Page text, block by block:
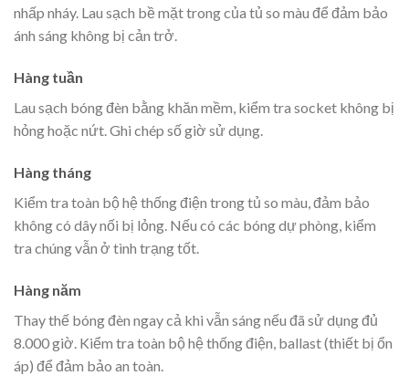
nhấp nháy. Lau sạch bề mặt trong của tủ so màu để đảm bảo
ánh sáng không bị cản trở.
Hàng tuần
Lau sạch bóng đèn bằng khăn mềm, kiểm tra socket không bị
hỏng hoặc nứt. Ghi chép số giờ sử dụng.
Hàng tháng
Kiểm tra toàn bộ hệ thống điện trong tủ so màu, đảm bảo
không có dây nối bị lỏng. Nếu có các bóng dự phòng, kiểm
tra chúng vẫn ở tình trạng tốt.
Hàng năm
Thay thế bóng đèn ngay cả khi vẫn sáng nếu đã sử dụng đủ
8.000 giờ. Kiểm tra toàn bộ hệ thống điện, ballast (thiết bị ổn
áp) để đảm bảo an toàn.